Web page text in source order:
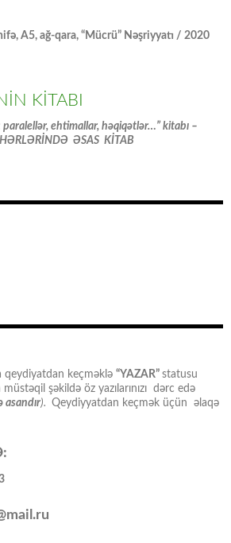
A5, ağ-qara, “Mücrü” Nəşriyyatı / 2020
KİTABI
ehtimallar, həqiqətlər…” kitabı –
ƏSAS KİTAB
qeydiyatdan keçməklə “YAZAR” statusu
şəkildə öz yazılarınızı dərc edə
asandır). Qeydiyyatdan keçmək üçün əlaqə